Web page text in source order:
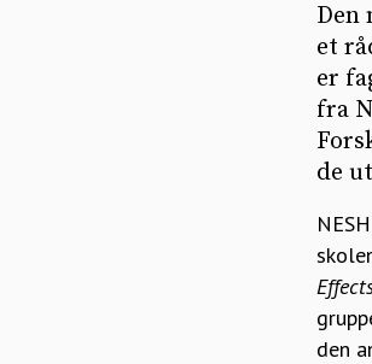
Den
et
er
fra
de
den